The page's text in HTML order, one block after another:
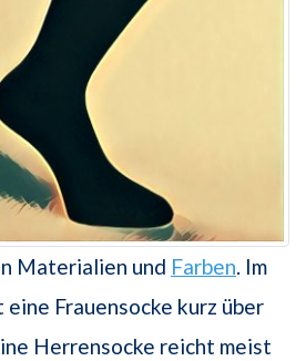
Materialien und Farben. Im
Frauensocke kurz über
Herrensocke reicht meist